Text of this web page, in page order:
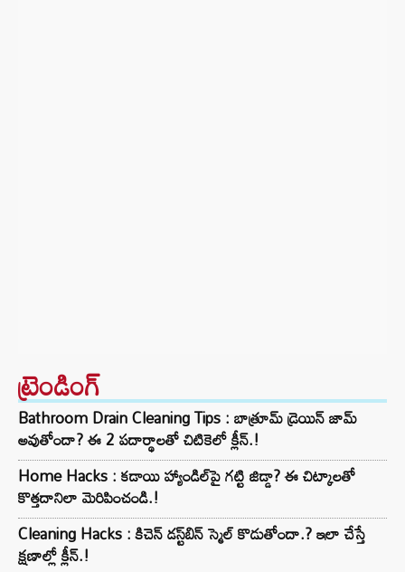
ట్రెండింగ్‌
Bathroom Drain Cleaning Tips : బాత్రూమ్ డ్రెయిన్ జామ్
అవుతోందా? ఈ 2 పదార్థాలతో చిటికెలో క్లీన్.!
Home Hacks : కడాయి హ్యాండిల్‌పై గట్టి జిడ్డా? ఈ చిట్కాలతో
కొత్తదానిలా మెరిపించండి.!
Cleaning Hacks : కిచెన్ డస్ట్‌బిన్ స్మెల్ కొడుతోందా.? ఇలా చేస్తే
క్షణాల్లో క్లీన్.!